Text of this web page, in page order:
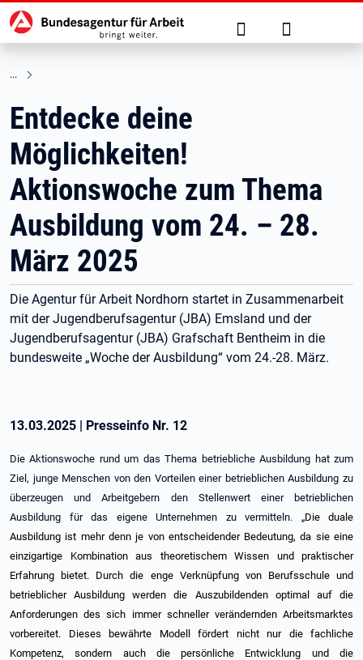
zu den Hauptinhalten springen
Hauptnavigation Suche Anmelden
Entdecke deine
Möglichkeiten!
Aktionswoche zum Thema
Ausbildung vom 24. – 28.
März 2025
Die Agentur für Arbeit Nordhorn startet in Zusammenarbeit
mit der Jugendberufsagentur (JBA) Emsland und der
Jugendberufsagentur (JBA) Grafschaft Bentheim in die
bundesweite „Woche der Ausbildung“ vom 24.-28. März.
13.03.2025 | Presseinfo Nr. 12
Die Aktionswoche rund um das Thema betriebliche Ausbildung hat zum
Ziel, junge Menschen von den Vorteilen einer betrieblichen Ausbildung zu
überzeugen und Arbeitgebern den Stellenwert einer betrieblichen
Ausbildung für das eigene Unternehmen zu vermitteln. „Die duale
Ausbildung ist mehr denn je von entscheidender Bedeutung, da sie eine
einzigartige Kombination aus theoretischem Wissen und praktischer
Erfahrung bietet. Durch die enge Verknüpfung von Berufsschule und
betrieblicher Ausbildung werden die Auszubildenden optimal auf die
Anforderungen des sich immer schneller verändernden Arbeitsmarktes
vorbereitet. Dieses bewährte Modell fördert nicht nur die fachliche
Kompetenz, sondern auch die persönliche Entwicklung und die